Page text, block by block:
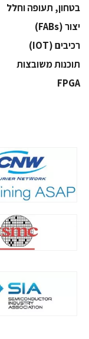
בטחון, תעופה וחלל
‫יצור (‪(FABs‬‬
‫רכיבים‬ (IOT)
‫תוכנות משובצות‬
‫‪FPGA‬‬